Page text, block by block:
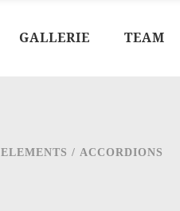
GALLERIE TEAM
ELEMENTS / ACCORDIONS